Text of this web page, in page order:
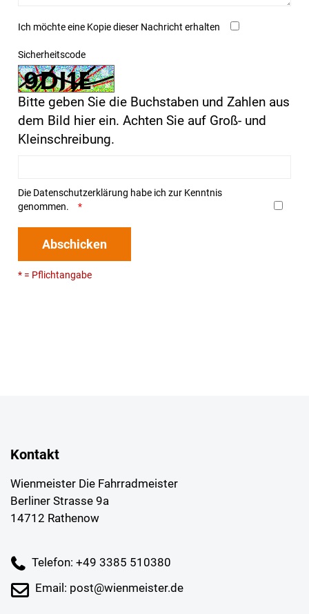
Ich möchte eine Kopie dieser Nachricht erhalten
Sicherheitscode
Bitte geben Sie die Buchstaben und Zahlen aus
dem Bild hier ein. Achten Sie auf Groß- und
Kleinschreibung.
Die Datenschutzerklärung habe ich zur Kenntnis
genommen.
Abschicken
* = Pflichtangabe
Kontakt
Wienmeister Die Fahrradmeister
Berliner Strasse 9a
14712 Rathenow
Telefon: +49 3385 510380
Email: post@wienmeister.de